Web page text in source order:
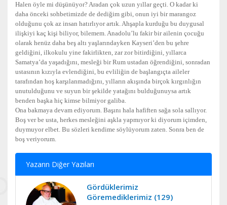
Halen öyle mi düşünüyor? Aradan çok uzun yıllar geçti. O kadar ki
daha önceki sohbetimizde de dediğim gibi, onun iyi bir marangoz
olduğunu çok az insan hatırlıyor artık. Ahşapla kurduğu bu duygusal
ilişkiyi kaç kişi biliyor, bilemem. Anadolu’lu fakir bir ailenin çocuğu
olarak henüz daha beş altı yaşlarındayken Kayseri’den bu şehre
geldiğini, ilkokulu yine fakirlikten, zar zor bitirdiğini, yıllarca
Samatya’da yaşadığını, mesleği bir Rum ustadan öğrendiğini, sonradan
ustasının kızıyla evlendiğini, bu evliliğin de başlangıçta aileler
tarafından hoş karşılanmadığını, yılların akışında birçok kırgınlığın
unutulduğunu ve suyun bir şekilde yatağını bulduğunuysa artık
benden başka hiç kimse bilmiyor galiba.
Ona bakmaya devam ediyorum. Başını hala hafiften sağa sola sallıyor.
Boş ver be usta, herkes mesleğini aşkla yapmıyor ki diyorum içimden,
duymuyor elbet. Bu sözleri kendime söylüyorum zaten. Sonra ben de
boş veriyorum.
Yazarın Diğer Yazıları
Gördüklerimiz
Göremediklerimiz (129)